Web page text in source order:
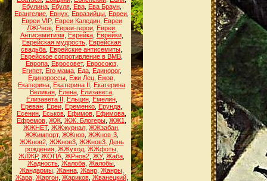
Ебулина, Ебуля, Ева, Ева Браун,
Евангелие Евнух Евразийцы Евреи
Евреи VIP, Евреи Каледин, Евреи
ЛЖРнов, Евреи-герои, Евреи.
Антисемитизм
Еврейка, Еврейки,
Еврейская мудрость Еврейская
свадьба Еврейские антисемиты
Еврейское сопротивление в ВМВ
Европа, Евросовет, Евросоюз,
Египет, Его мама, Еда, Единорог,
Единороссы Ежи Лец Ежов
Екатерина Екатерина II
Екатерина
Великая, Елена, Елизавета,
Елизавета II
Ельцин, Емелин,
Ереван Ереи Еременко Ерунда
Есенин Еськов Ефимов Ефимова
Ефремов ЖЖ ЖЖ. Блогеры ЖЖ1
ЖЖНЕТ, ЖЖжурнал ЖЖзабан
ЖЖимпорт, ЖЖнов, ЖЖнов-3,
ЖЖнов2, ЖЖнов3, ЖЖнов3. День
рождения ЖЖуход ЖЖфоты
ЖЛЖР, ЖОПА ЖРнов2 ЖУ, Жаба
Жадность Жалоба Жалобы
Жандармы, Жанна, Жанр, Жанры,
Жара, Жаргон, Жариков, Жванецкий,